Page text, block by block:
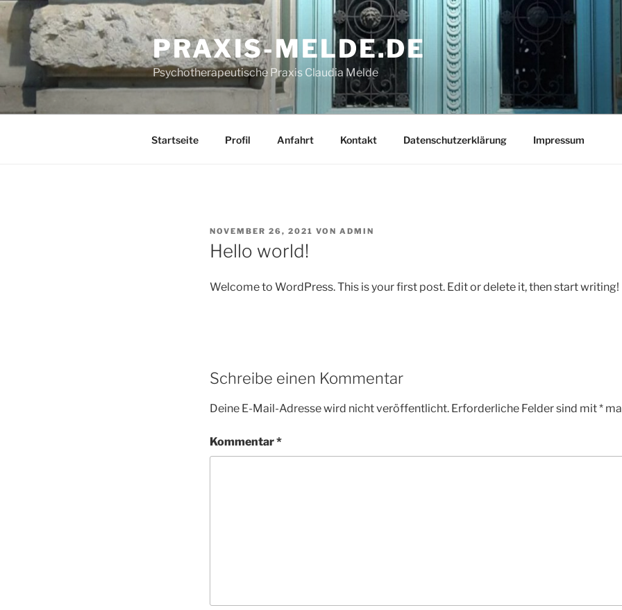
Zum
Inhalt
springen
PRAXIS-MELDE.DE
Psychotherapeutische Praxis Claudia Melde
Startseite Profil Anfahrt Kontakt Datenschutzerklärung Impressum
VERÖFFENTLICHT
AM
NOVEMBER 26, 2021 VON ADMIN
Hello world!
Welcome to WordPress. This is your first post. Edit or delete it, then start writing!
Schreibe einen Kommentar
Deine E-Mail-Adresse wird nicht veröffentlicht. Erforderliche Felder sind mit*
Kommentar*